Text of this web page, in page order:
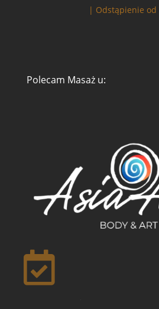
urządzeniu. Zgoda na te technologie
takie jak zachowanie podczas przeglądania
tej stronie. Brak wyrażenia zgody lub
niekorzystnie wpłynąć na niektóre cechy i
Akceptuję
| Odstąpienie od
Polecam Masaż u:
